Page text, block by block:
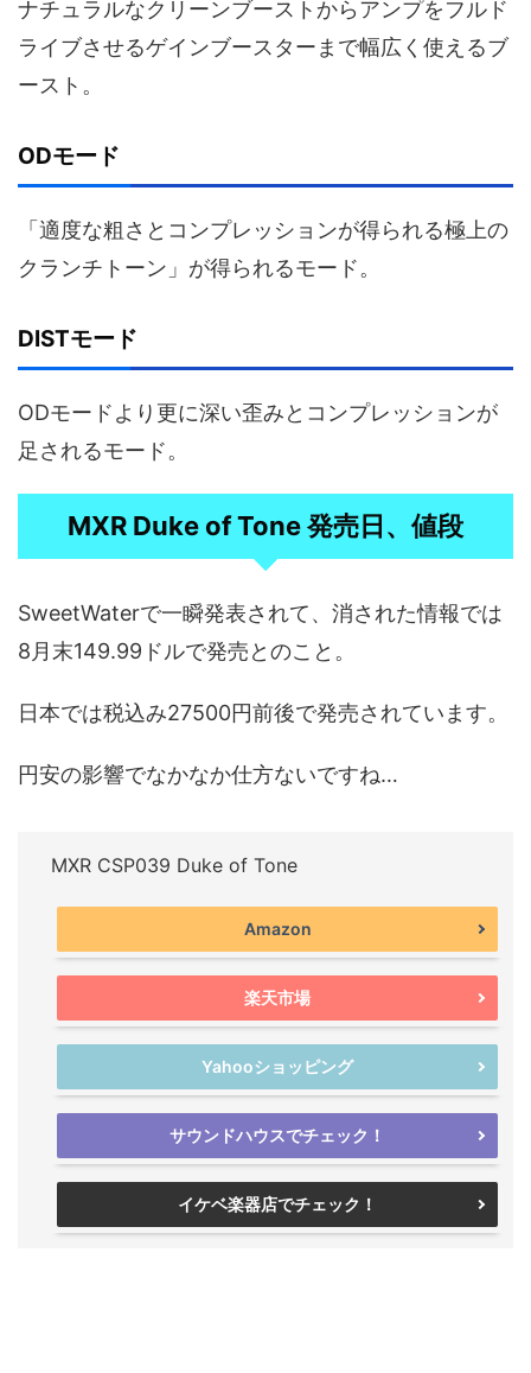
ナチュラルなクリーンブーストからアンプをフルド
ライブさせるゲインブースターまで幅広く使えるブ
ースト。
ODモード
「適度な粗さとコンプレッションが得られる極上の
クランチトーン」が得られるモード。
DISTモード
ODモードより更に深い歪みとコンプレッションが
足されるモード。
MXR Duke of Tone 発売日、値段
SweetWaterで一瞬発表されて、消された情報では
8月末149.99ドルで発売とのこと。
日本では税込み27500円前後で発売されています。
円安の影響でなかなか仕方ないですね…
MXR CSP039 Duke of Tone
Amazon
楽天市場
Yahooショッピング
サウンドハウスでチェック！
イケベ楽器店でチェック！